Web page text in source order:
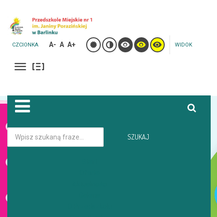
CZCIONKA A- A A+ WIDOK
SZUKAJ
Jesteś tutaj:Strona główna
TROPY I ŚLADY ZWIERZĄT JAK JE ROZPOZNAWAĆ - ZAJĘCIA Z